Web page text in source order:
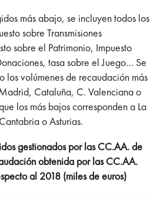
más abajo, se incluyen todos los
sobre Transmisiones
sobre el Patrimonio, Impuesto
tasa sobre el Juego… Se
los volúmenes de recaudación más
Cataluña, C. Valenciana o
los más bajos corresponden a La
o Asturias.
gestionados por las CC.AA. de
obtenida por las CC.AA.
al 2018 (miles de euros)